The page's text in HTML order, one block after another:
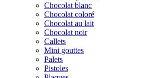
Chocolat blanc
Chocolat coloré
Chocolat au lait
Chocolat noir
Callets
Mini gouttes
Palets
Pistoles